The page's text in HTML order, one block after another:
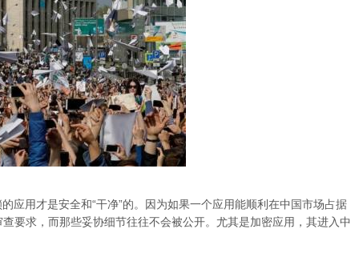
应用才是安全和“干净”的。因为如果一个应用能顺利在中国市场占据
要求，而那些妥协细节往往不会被公开。尤其是加密应用，其进入中